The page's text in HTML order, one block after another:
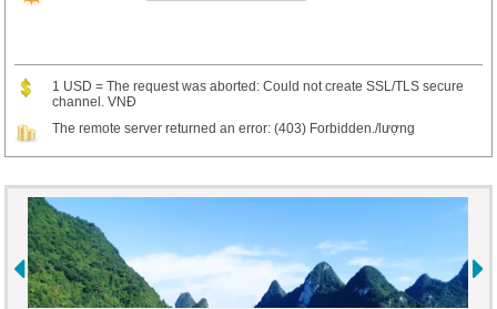
1 USD = The request was aborted: Could not create SSL/TLS secure
channel. VNĐ
The remote server returned an error: (403) Forbidden./lượng